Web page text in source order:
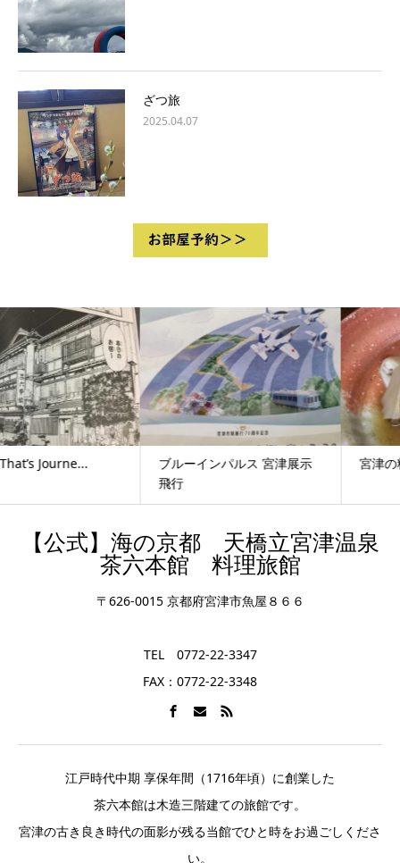
ざつ旅
2025.04.07
ブルーインパルス 宮津展示
宮津の料理旅館
【公式】海の京都 天橋立宮津温泉
茶六本館 料理旅館
〒626-0015 京都府宮津市魚屋８６６
TEL 0772-22-3347
FAX：0772-22-3348
江戸時代中期 享保年間（1716年頃）に創業した
茶六本館は木造三階建ての旅館です。
宮津の古き良き時代の面影が残る当館でひと時をお過ごしくださ
い。